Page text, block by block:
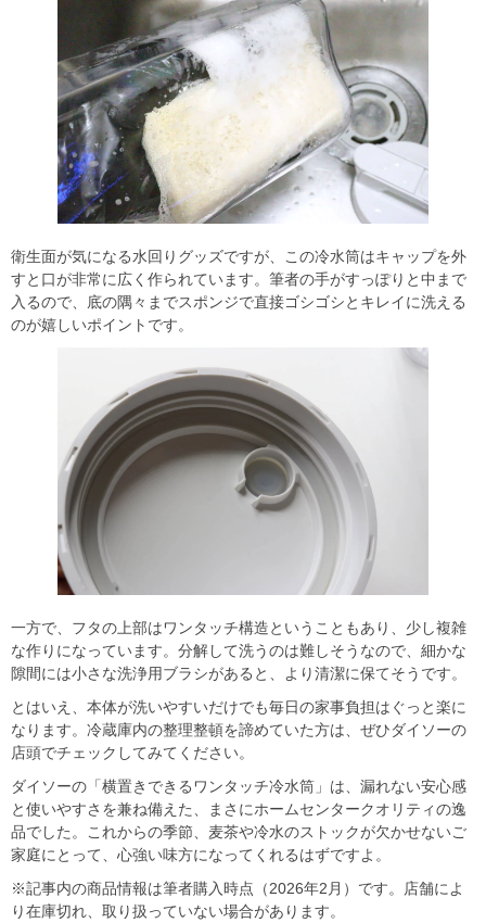
衛生面が気になる水回りグッズですが、この冷水筒はキャップを外
すと口が非常に広く作られています。筆者の手がすっぽりと中まで
入るので、底の隅々までスポンジで直接ゴシゴシとキレイに洗える
のが嬉しいポイントです。
一方で、フタの上部はワンタッチ構造ということもあり、少し複雑
な作りになっています。分解して洗うのは難しそうなので、細かな
隙間には小さな洗浄用ブラシがあると、より清潔に保てそうです。
とはいえ、本体が洗いやすいだけでも毎日の家事負担はぐっと楽に
なります。冷蔵庫内の整理整頓を諦めていた方は、ぜひダイソーの
店頭でチェックしてみてください。
ダイソーの「横置きできるワンタッチ冷水筒」は、漏れない安心感
と使いやすさを兼ね備えた、まさにホームセンタークオリティの逸
品でした。これからの季節、麦茶や冷水のストックが欠かせないご
家庭にとって、心強い味方になってくれるはずですよ。
※記事内の商品情報は筆者購入時点（2026年2月）です。店舗によ
り在庫切れ、取り扱っていない場合があります。